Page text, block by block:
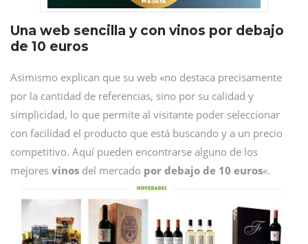
Una web sencilla y con vinos por debajo
de 10 euros
Asimismo explican que su web «no destaca precisamente
por la cantidad de referencias, sino por su calidad y
simplicidad, lo que permite al visitante poder seleccionar
con facilidad el producto que está buscando y a un precio
competitivo. Aquí pueden encontrarse alguno de los
mejores vinos del mercado por debajo de 10 euros«.